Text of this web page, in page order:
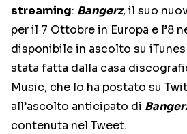
streaming: Bangerz, il suo
per il 7 Ottobre in Europa e l’8
disponibile in ascolto su
stata fatta dalla casa
Music, che lo ha postato su
all’ascolto anticipato di
contenuta nel Tweet.